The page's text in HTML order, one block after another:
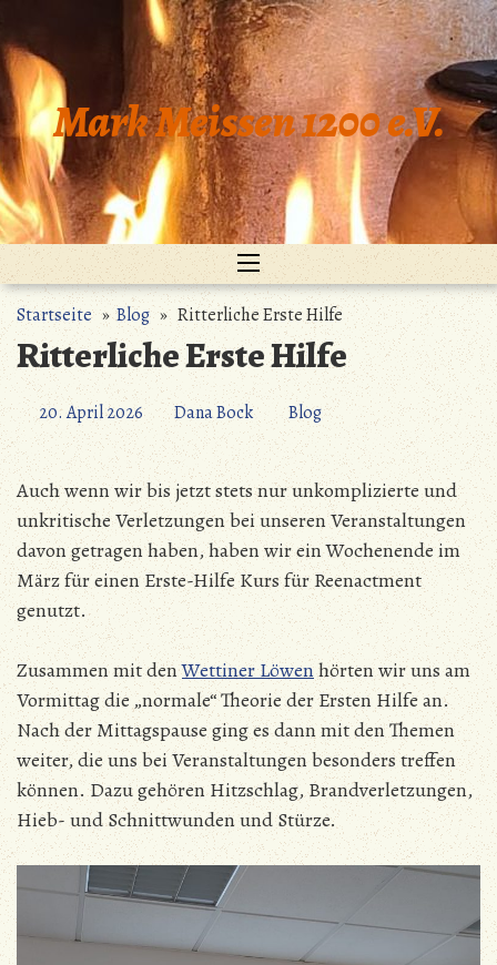
Inhalt
springen
Mark Meissen 1200 e.V.
Startseite»Blog» Ritterliche Erste Hilfe
Ritterliche Erste Hilfe
20. April 2026 Dana Bock Blog
Auch wenn wir bis jetzt stets nur unkomplizierte und
unkritische Verletzungen bei unseren Veranstaltungen
davon getragen haben, haben wir ein Wochenende im
März für einen Erste-Hilfe Kurs für Reenactment
genutzt.
Zusammen mit denWettiner Löwenhörten wir uns am
Vormittag die „normale“ Theorie der Ersten Hilfe an.
Nach der Mittagspause ging es dann mit den Themen
weiter, die uns bei Veranstaltungen besonders treffen
können. Dazu gehören Hitzschlag, Brandverletzungen,
Hieb- und Schnittwunden und Stürze.